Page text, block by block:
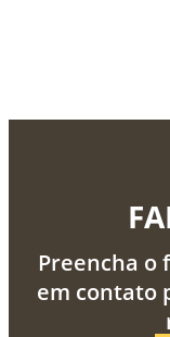
Preencha
em contato